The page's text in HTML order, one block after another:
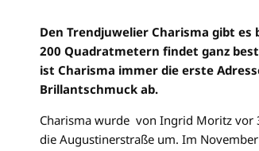
Den Trendjuwelier Charisma gibt
200 Quadratmetern findet ganz
ist Charisma immer die erste
Brillantschmuck ab.
Charisma wurde von Ingrid Moritz vor
die Augustinerstraße um. Im